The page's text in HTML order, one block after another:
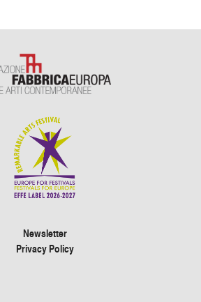
Newsletter
Privacy Policy